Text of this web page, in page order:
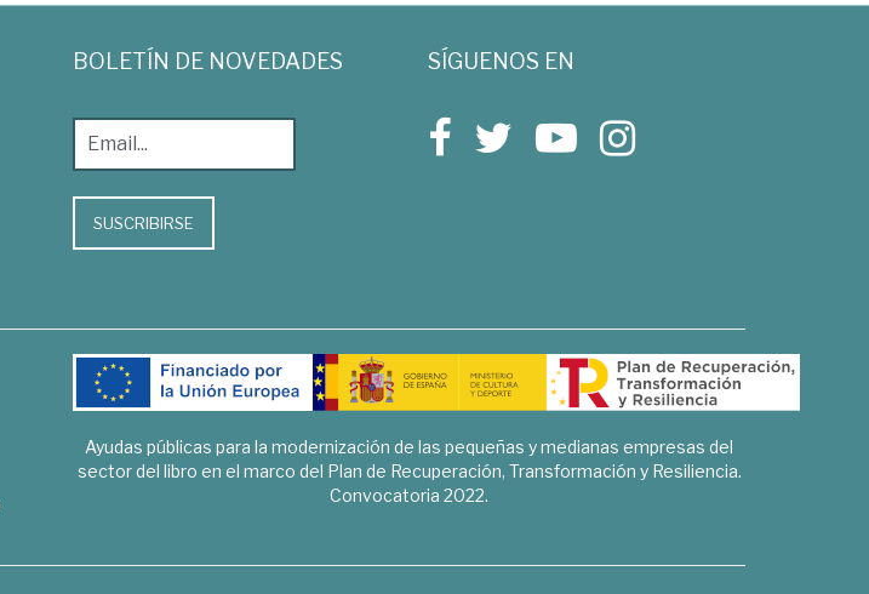
BOLETÍN DE NOVEDADES
SUSCRIBIRSE
SÍGUENOS EN
Ayudas públicas para la modernización de las pequeñas y medianas empresas del
sector del libro en el marco del Plan de Recuperación, Transformación y Resiliencia.
Convocatoria 2022.